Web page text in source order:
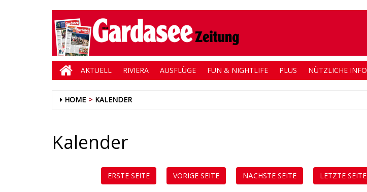
AKTUELL RIVIERA AUSFLÜGE FUN & NIGHTLIFE PLUS NÜTZLICHE INFO
HOME KALENDER
Kalender
ERSTE SEITE VORIGE SEITE NÄCHSTE SEITE LETZTE SEITE